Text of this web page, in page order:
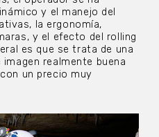
y el manejo del
la ergonomía,
y el efecto del rolling
es que se trata de una
realmente buena
un precio muy